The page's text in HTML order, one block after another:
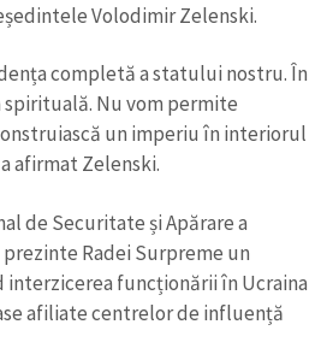
Volodimir Zelenski.
completă a statului nostru. În
Nu vom permite
un imperiu în interiorul
afirmat Zelenski.
de Securitate și Apărare a
Radei Surpreme un
funcționării în Ucraina
afiliate centrelor de influență